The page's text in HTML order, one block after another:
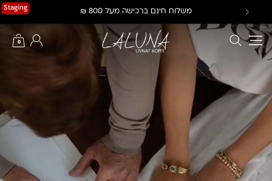
Staging
content
משלוח חינם ברכישה מעל 800 ₪
חיפוש באתר
0
החשבון שלי